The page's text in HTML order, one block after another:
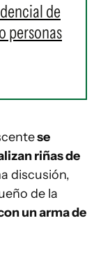
de
personas
se
riñas de
discusión,
de la
un arma de